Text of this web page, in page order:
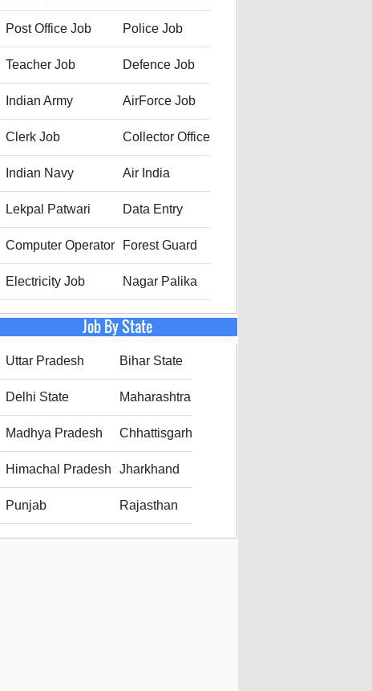
Post Office Job Police Job
Teacher Job Defence Job
Indian Army AirForce Job
Clerk Job Collector Office
Indian Navy Air India
Lekpal Patwari Data Entry
Computer Operator Forest Guard
Electricity Job Nagar Palika
Job By State
Uttar Pradesh Bihar State
Delhi State Maharashtra
Madhya Pradesh Chhattisgarh
Himachal Pradesh Jharkhand
Punjab Rajasthan